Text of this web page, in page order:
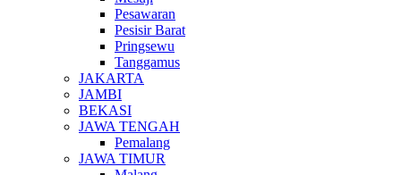
Pesawaran
Pesisir Barat
Pringsewu
Tanggamus
JAKARTA
JAMBI
BEKASI
JAWA TENGAH
Pemalang
JAWA TIMUR